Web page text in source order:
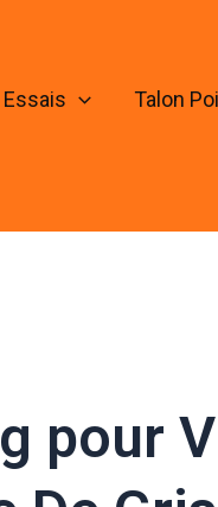
Essais Talon
pour